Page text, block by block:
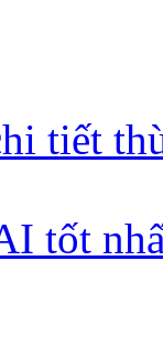
tiết
tốt